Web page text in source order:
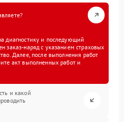
диагностику и последующий
заказ-наряд с указанием страховых
Далее, после выполнения работ
акт выполненных работ и
и какой